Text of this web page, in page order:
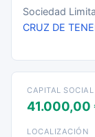
Sociedad
CRUZ DE
CAPITAL SOCIAL
41.000,00
LOCALIZACIÓN